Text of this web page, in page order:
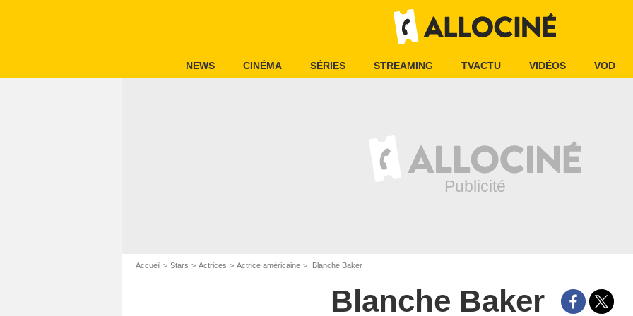
NEWS CINÉMA SÉRIES STREAMING TVACTU VIDÉOS VOD
Accueil Stars Actrices Actrice américaine Blanche Baker
Blanche Baker